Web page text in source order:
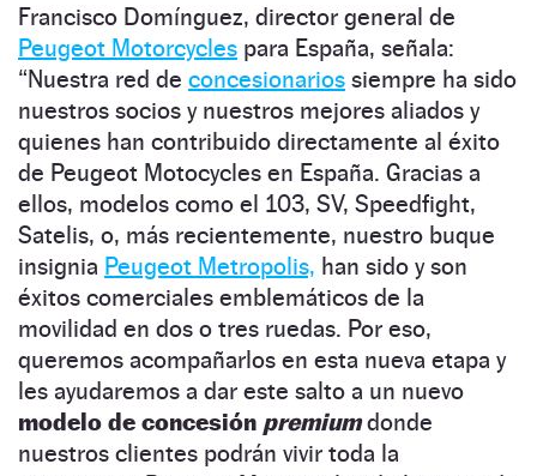
Francisco Domínguez, director general de
Peugeot Motorcycles para España, señala:
“Nuestra red de concesionarios siempre ha sido
nuestros socios y nuestros mejores aliados y
quienes han contribuido directamente al éxito
de Peugeot Motocycles en España. Gracias a
ellos, modelos como el 103, SV, Speedfight,
Satelis, o, más recientemente, nuestro buque
insignia Peugeot Metropolis, han sido y son
éxitos comerciales emblemáticos de la
movilidad en dos o tres ruedas. Por eso,
queremos acompañarlos en esta nueva etapa y
les ayudaremos a dar este salto a un nuevo
modelo de concesión premiumdonde
nuestros clientes podrán vivir toda la